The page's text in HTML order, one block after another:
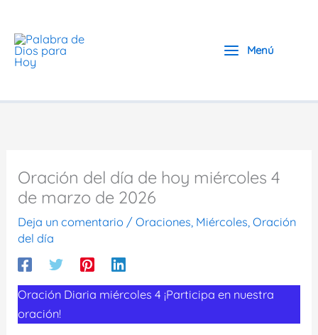
contenido
Menú
Oración del día de hoy miércoles 4
de marzo de 2026
Deja un comentario /Oraciones, Miércoles,Oración
del día
Oración Diaria miércoles 4 ¡Participa en nuestra
oración!